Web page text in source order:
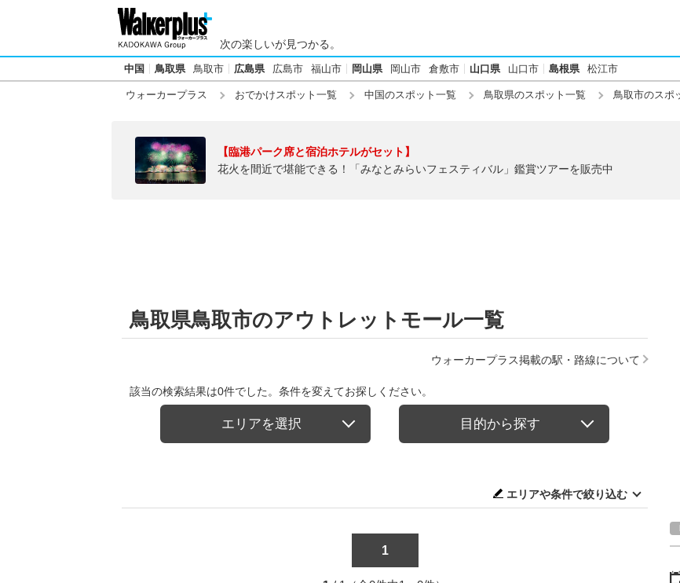
次の楽しいが見つかる。
中国 鳥取県 鳥取市 広島県 広島市 福山市 岡山県 岡山市 倉敷市 山口県 山口市 島根県 松江市
ウォーカープラス おでかけスポット一覧 中国のスポット一覧 鳥取県のスポット一覧 鳥取市のスポ
【臨港パーク席と宿泊ホテルがセット】
花火を間近で堪能できる！「みなとみらいフェスティバル」鑑賞ツアーを販売中
鳥取県鳥取市のアウトレットモール一覧
ウォーカープラス掲載の駅・路線について
該当の検索結果は0件でした。条件を変えてお探しください。
エリアを選択 目的から探す
エリアや条件で絞り込む
1